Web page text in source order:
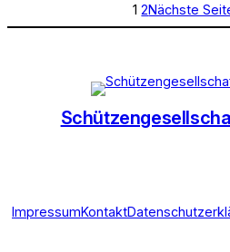
1 2Nächste
ImpressumKontakt